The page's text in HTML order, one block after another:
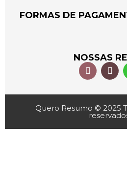
FORMAS DE
NOSSAS
Quero Resumo © 2025